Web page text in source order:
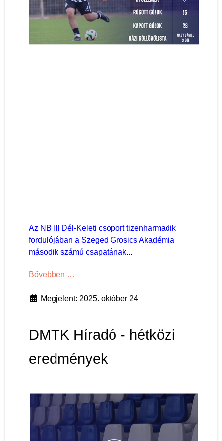
Az NB III Dél-Keleti csoport tizenharmadik
fordulójában a Szeged Grosics Akadémia
második számú csapatának...
Bővebben …
Megjelent: 2025. október 24
DMTK Híradó - hétközi
eredmények